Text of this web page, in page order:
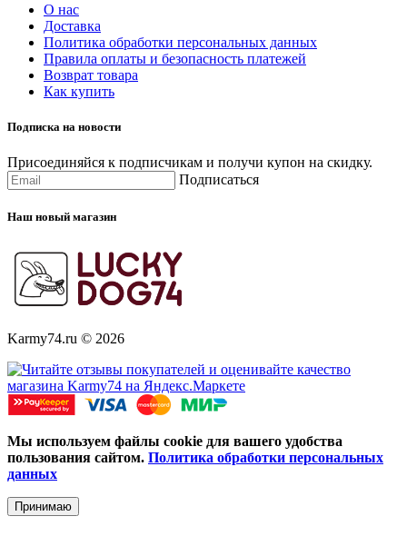
О нас
Доставка
Политика обработки персональных данных
Правила оплаты и безопасность платежей
Возврат товара
Как купить
Подписка на новости
Присоединяйся к подписчикам и получи купон на скидку.
Подписаться
Наш новый магазин
Karmy74.ru © 2026
Мы используем файлы cookie для вашего удобства
пользования сайтом. Политика обработки персональных
данных
Принимаю